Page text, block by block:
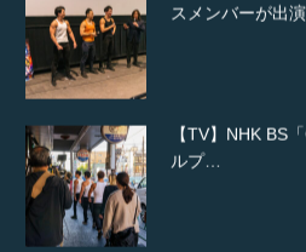
スメンバーが出
【TV】NHK BS
ルプ…